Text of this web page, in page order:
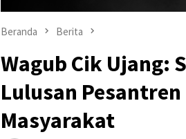
Beranda Berita
Wagub Cik Ujang:
Lulusan
Masyarakat